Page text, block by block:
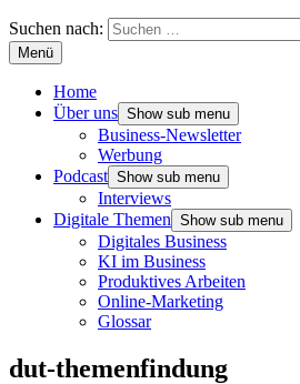
Suchen nach:
Menü
Home
Über uns Show sub menu
Business-Newsletter
Werbung
Podcast Show sub menu
Interviews
Digitale Themen Show sub menu
Digitales Business
KI im Business
Produktives Arbeiten
Online-Marketing
Glossar
dut-themenfindung